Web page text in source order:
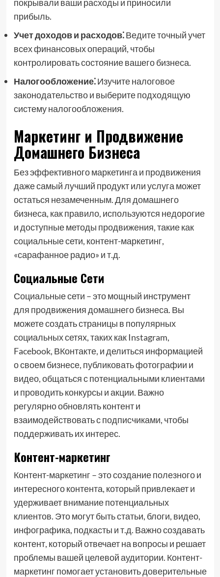
покрывали ваши расходы и приносили
прибыль.
Учет доходов и расходов⁚Ведите точный учет
всех финансовых операций, чтобы
контролировать состояние вашего бизнеса.
Налогообложение⁚Изучите налоговое
законодательство и выберите подходящую
систему налогообложения.
Маркетинг и Продвижение
Домашнего Бизнеса
Без эффективного маркетинга и продвижения
даже самый лучший продукт или услуга может
остаться незамеченным. Для домашнего
бизнеса, как правило, используются недорогие
и доступные методы продвижения, такие как
социальные сети, контент-маркетинг,
«сарафанное радио» и т.д.
Социальные Сети
Социальные сети – это мощный инструмент
для продвижения домашнего бизнеса. Вы
можете создать страницы в популярных
социальных сетях, таких как Instagram,
Facebook, ВКонтакте, и делиться информацией
о своем бизнесе, публиковать фотографии и
видео, общаться с потенциальными клиентами
и проводить конкурсы и акции. Важно
регулярно обновлять контент и
взаимодействовать с подписчиками, чтобы
поддерживать их интерес.
Контент-маркетинг
Контент-маркетинг – это создание полезного и
интересного контента, который привлекает и
удерживает внимание потенциальных
клиентов. Это могут быть статьи, блоги, видео,
инфографика, подкасты и т.д. Важно создавать
контент, который отвечает на вопросы и решает
проблемы вашей целевой аудитории. Контент-
маркетинг помогает установить доверительные